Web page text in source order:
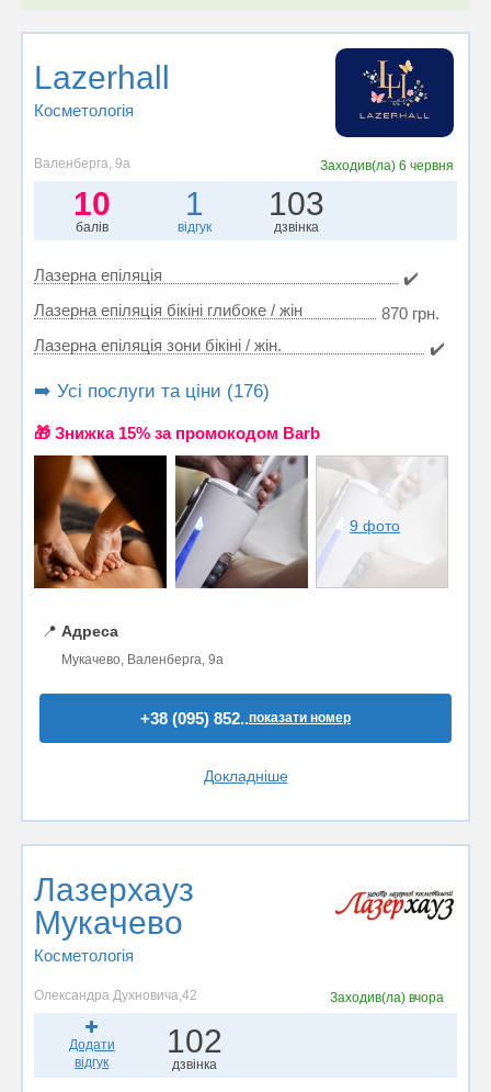
Lazerhall
Косметологія
Валенберга, 9а Заходив(ла) 6 червня
10
балів
1
відгук
103
дзвінка
Лазерна епіляція
✔️
Лазерна епіляція бікіні глибоке / жін
870 грн.
Лазерна епіляція зони бікіні / жін.
✔️
➡️ Усі послуги та ціни (176)
🎁 Знижка 15% за промокодом Barb
9 фото
📍 Адреса
Мукачево, Валенберга, 9а
+38 (095) 852..показати номер
Докладніше
Лазерхауз
Мукачево
Косметологія
Олександра Духновича,42 Заходив(ла) вчора
Додати
відгук
102
дзвінка